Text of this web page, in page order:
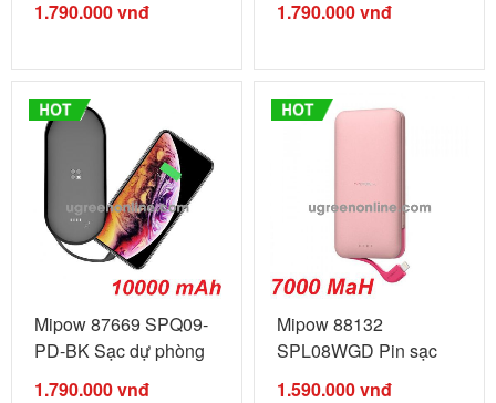
1.790.000vnđ 1.790.000vnđ
Mipow 87669 SPQ09-
PD-BK Sạc dự phòng
power ...
1.790.000vnđ
Mipow 88132
SPL08WGD Pin sạc
dự phòng Cube ...
1.590.000vnđ